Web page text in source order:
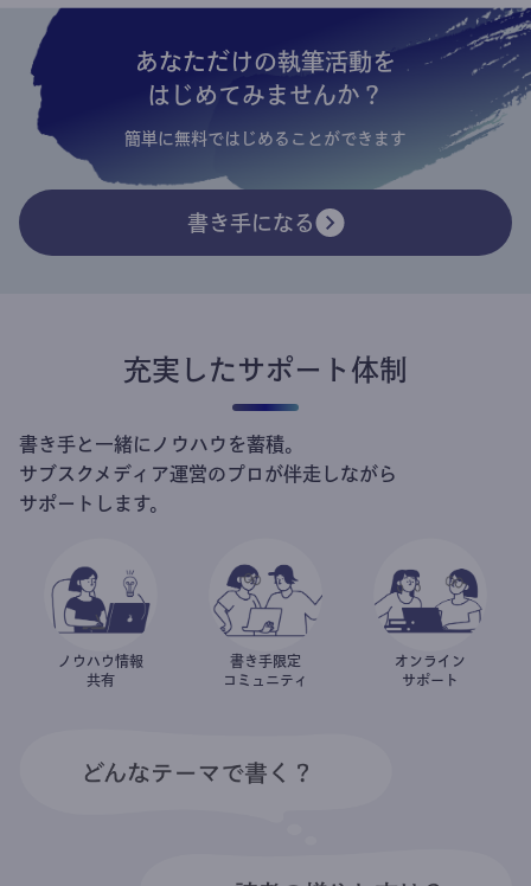
あなただけの執筆活動を
はじめてみませんか？
簡単に無料ではじめることができます
書き手になる
充実したサポート体制
書き手と一緒にノウハウを蓄積。
サブスクメディア運営のプロが伴走しながら
サポートします。
ノウハウ情報
共有
書き手限定
コミュニティ
オンライン
サポート